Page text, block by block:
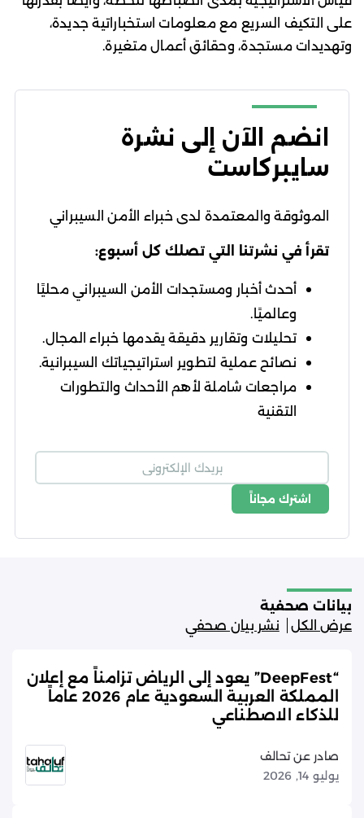
على التكيف السريع مع معلومات استخباراتية جديدة،
وتهديدات مستجدة، وحقائق أعمال متغيرة.
انضم الآن إلى نشرة
سايبركاست
الموثوقة والمعتمدة لدى خبراء الأمن السيبراني
تقرأ في نشرتنا التي تصلك كل أسبوع:
أحدث أخبار ومستجدات الأمن السيبراني محليًا
وعالميًا.
تحليلات وتقارير دقيقة يقدمها خبراء المجال.
نصائح عملية لتطوير استراتيجياتك السيبرانية.
مراجعات شاملة لأهم الأحداث والتطورات
التقنية
اشترك مجاناً
بيانات صحفية
عرض الكل
نشر بيان صحفي
“DeepFest” يعود إلى الرياض تزامناً مع إعلان
المملكة العربية السعودية عام 2026 عاماً
للذكاء الاصطناعي
صادر عن تحالف
يوليو 14, 2026